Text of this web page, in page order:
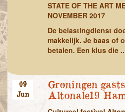
STATE OF THE ART
NOVEMBER 2017
De belastingdienst
makkelijk. Je baas of
betalen. Een klus die
09
Jun
Groningen
Altonale19